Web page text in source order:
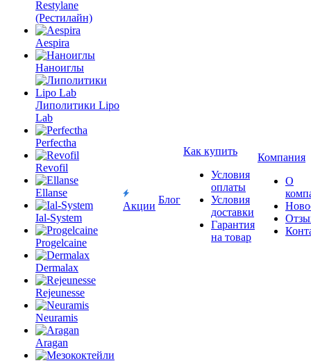
Restylane
(Рестилайн)
Aespira
Наноиглы
Липолитики Lipo
Lab
Perfectha
Revofil
Ellanse
Ial-System
Progelcaine
Dermalax
Rejeunesse
Neuramis
Aragan
Акции
Блог
Как купить
Условия
оплаты
Условия
доставки
Гарантия
на товар
Компания
О